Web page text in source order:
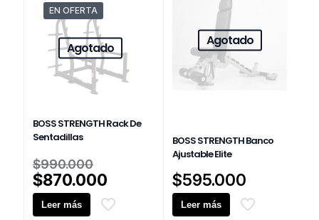
EN OFERTA
Agotado
BOSS STRENGTH Rack De
Sentadillas
$990.000
precio
original
era:
$870.000
precio
actual
Leer más
Agotado
BOSS STRENGTH Banco
Ajustable Elite
$595.000
Leer más